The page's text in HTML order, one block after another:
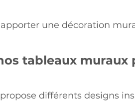
une décoration
tableaux muraux
propose différents designs